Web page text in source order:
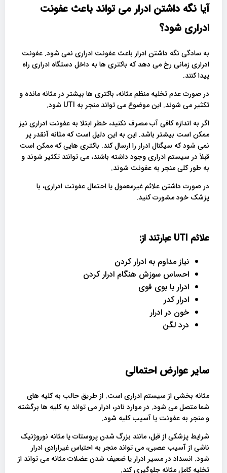
آیا نگه داشتن ادرار می تواند باعث عفونت
ادراری شود؟
به سادگی نگه داشتن ادرار باعث عفونت ادراری نمی شود. عفونت
ادراری زمانی رخ می دهد که باکتری ها به داخل دستگاه ادراری راه
پیدا کنند.
در صورت عدم تخلیه منظم مثانه، باکتری ها بیشتر در مثانه مانده و
تکثیر می شوند. این موضوع می تواند منجر به UTI شود.
اگر به اندازه کافی آب مصرف نکنید، خطر ابتلا به عفونت ادراری نیز
ممکن است بیشتر باشد. این به این دلیل است که مثانه آنقدر پر
نمی شود که سیگنال ادرار را ارسال کند. باکتری هایی که ممکن است
قبلاً در سیستم ادراری وجود داشته باشند، می توانند تکثیر شوند و
به طور کلی منجر به عفونت شوند.
در صورت داشتن علائم غیرمعمول یا احتمال عفونت ادراری، با
پزشک خود مشورت کنید.
علائم عبارتند از:
نیاز مداوم به ادرار کردن
احساس سوزش هنگام ادرار کردن
ادرار با بوی قوی
ادرار کدر
خون در ادرار
درد لگن
سایر عوارض احتمالی
مثانه بخشی از سیستم ادراری است. از طریق حالب به کلیه های
شما متصل می شود. در موارد نادر، ادرار می تواند به کلیه ها برگشته
و منجر به عفونت یا آسیب کلیه شود.
شرایط پزشکی از قبل، مانند بزرگ شدن پروستات یا مثانه نوروژنیک
ناشی از آسیب عصبی، می تواند منجر به احتباس غیرارادی ادرار
شود. انسداد در مسیر ادرار یا ضعیف شدن عضلات مثانه می تواند از
تخلیه کامل مثانه جلوگیری کند.